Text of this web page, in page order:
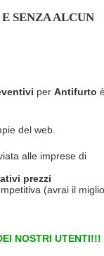
SENZA ALCUN
per Antifurto
del web.
alle imprese di
prezzi
(avrai il
NOSTRI UTENTI!!!